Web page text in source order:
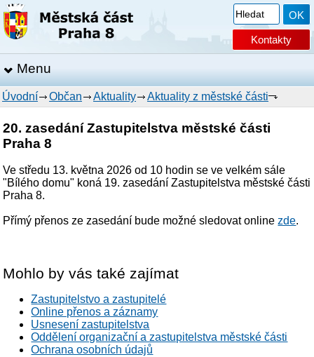
Kontakty
Menu
Úvodní Občan Aktuality Aktuality z městské části
20. zasedání Zastupitelstva městské části
Praha 8
Ve středu 13. května 2026 od 10 hodin se ve velkém sále
"Bílého domu" koná 19. zasedání Zastupitelstva městské části
Praha 8.
Přímý přenos ze zasedání bude možné sledovat onlinezde.
Mohlo by vás také zajímat
Zastupitelstvo a zastupitelé
Online přenos a záznamy
Usnesení zastupitelstva
Oddělení organizační a zastupitelstva městské části
Ochrana osobních údajů